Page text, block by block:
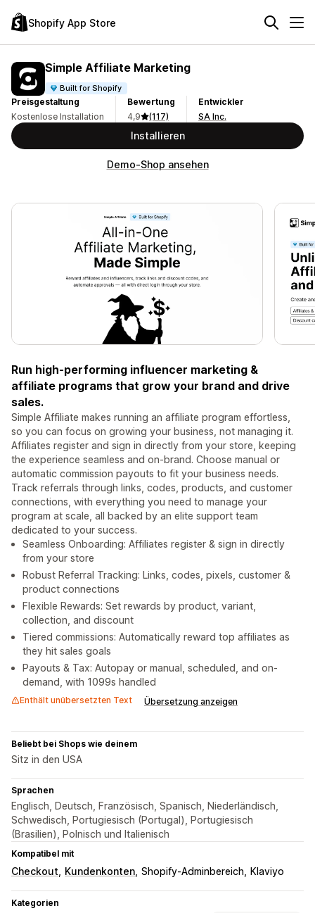
Shopify App Store
Simple Affiliate Marketing
Built for Shopify
Preisgestaltung
Kostenlose Installation
Bewertung
4,9
(117)
Entwickler
SA Inc.
Installieren
Demo-Shop ansehen
Run high-performing influencer marketing &
affiliate programs that grow your brand and drive
sales.
Simple Affiliate makes running an affiliate program effortless,
so you can focus on growing your business, not managing it.
Affiliates register and sign in directly from your store, keeping
the experience seamless and on-brand. Choose manual or
automatic commission payouts to fit your business needs.
Track referrals through links, codes, products, and customer
connections, with everything you need to manage your
program at scale, all backed by an elite support team
dedicated to your success.
Seamless Onboarding: Affiliates register & sign in directly
from your store
Robust Referral Tracking: Links, codes, pixels, customer &
product connections
Flexible Rewards: Set rewards by product, variant,
collection, and discount
Tiered commissions: Automatically reward top affiliates as
they hit sales goals
Payouts & Tax: Autopay or manual, scheduled, and on-
demand, with 1099s handled
Enthält unübersetzten Text Übersetzung anzeigen
Beliebt bei Shops wie deinem
Sitz in den USA
Sprachen
Englisch, Deutsch, Französisch, Spanisch, Niederländisch,
Schwedisch, Portugiesisch (Portugal), Portugiesisch
(Brasilien), Polnisch und Italienisch
Kompatibel mit
Checkout Kundenkonten Shopify-Adminbereich Klaviyo
Kategorien